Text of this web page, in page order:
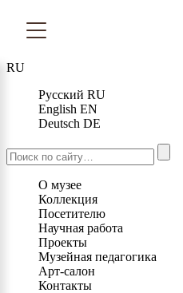
RU
Русский RU
English EN
Deutsch DE
О музее
Коллекция
Посетителю
Научная работа
Проекты
Музейная педагогика
Арт-салон
Контакты